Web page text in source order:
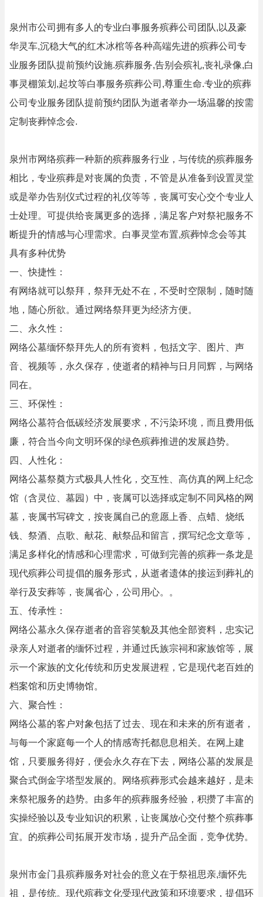
泉州市公司拥有多人的专业白事服务殡葬公司团队,以及豪
华灵车,沉稳大气的红木冰棺等各种高端先进的殡葬公司专
业服务团队提前预约设施.殡葬服务,告别会殡礼,丧礼录像,白
事灵棚策划,起坟等白事服务殡葬公司,尊重生命.专业的殡葬
公司专业服务团队提前预约团队为逝者举办一场温馨的按需
定制丧葬悼念会.
泉州市网络殡葬一种新的殡葬服务行业，与传统的殡葬服务
相比，专业殡葬是对丧属的负责，不管是从准备到设置灵堂
或是举办告别仪式过程的礼仪等等，丧属可安心交个专业人
士处理。可提供给丧属更多的选择，满足客户对祭祀服务不
断提升的情感与心理需求。白事灵堂布置,殡葬悼念会等其
具有多种优势
一、快捷性：
有网络就可以祭拜，祭拜无处不在，不受时空限制，随时随
地，随心所欲。通过网络祭拜更为经济方便。
二、永久性：
网络公墓缅怀祭拜先人的所有资料，包括文字、图片、声
音、视频等，永久保存，使逝者的精神与日月同辉，与网络
同在。
三、环保性：
网络公墓符合低碳经济发展要求，不污染环境，而且费用低
廉，符合当今向文明环保的绿色殡葬推进的发展趋势。
四、人性化：
网络公墓祭奠方式极具人性化，交互性、高仿真的网上纪念
馆（含灵位、墓园）中，丧属可以选择或定制不同风格的网
墓，丧属书写碑文，按丧属自己的意愿上香、点蜡、烧纸
钱、祭酒、点歌、献花、献祭品和留言，撰写纪念文章等，
满足多样化的情感和心理需求，可做到完善的殡葬一条龙是
现代殡葬公司提倡的服务形式，从逝者遗体的接运到葬礼的
举行及安葬等，丧属省心，公司用心。。
五、传承性：
网络公墓永久保存逝者的音容笑貌及其他全部资料，忠实记
录亲人对逝者的缅怀过程，并通过氏族宗祠和家族馆等，展
示一个家族的文化传统和历史发展进程，它是现代老百姓的
档案馆和历史博物馆。
六、聚合性：
网络公墓的客户对象包括了过去、现在和未来的所有逝者，
与每一个家庭每一个人的情感寄托都息息相关。在网上建
馆，只要服务得好，便会永久存在下去，网络公墓的发展是
聚合式倒金字塔型发展的。网络殡葬形式会越来越好，是未
来祭祀服务的趋势。由多年的殡葬服务经验，积攒了丰富的
实操经验以及专业知识的积累，让丧属放心交付整个殡葬事
宜。的殡葬公司拓展开发市场，提升产品全面，竞争优势。
泉州市金门县殡葬服务对社会的意义在于祭祖思亲,缅怀先
祖，是传统。现代殡葬文化受现代政策和环境要求，提倡环